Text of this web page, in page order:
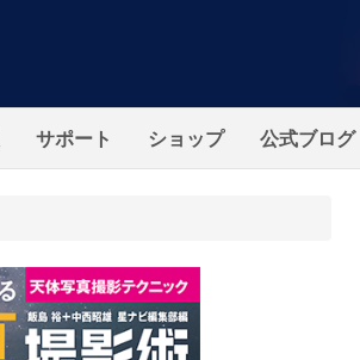
サポート ショップ 公式ブログ